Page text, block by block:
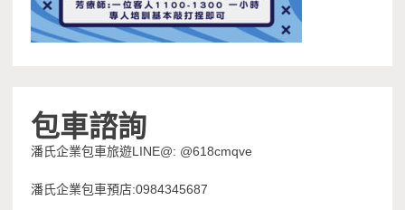
包車諮詢
潘氏企業包車旅遊LINE@: @618cmqve
潘氏企業包車預店:0984345687